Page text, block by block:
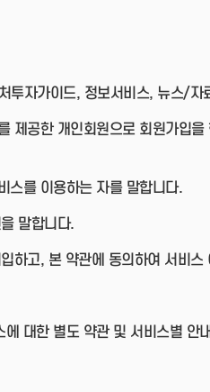
투자가이드, 정보서비스, 뉴스/
제공한 개인회원으로 회원가입
스를 이용하는 자를 말합니다.
말합니다.
하고, 본 약관에 동의하여 서비
대한 별도 약관 및 서비스별 안